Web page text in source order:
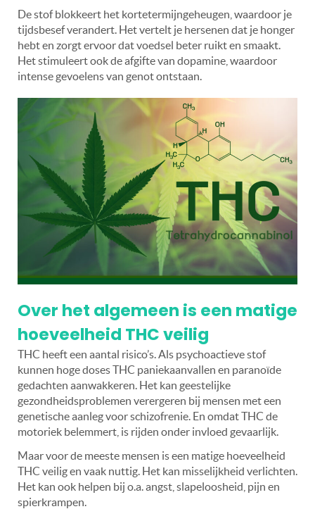
De stof blokkeert het kortetermijngeheugen, waardoor je
tijdsbesef verandert. Het vertelt je hersenen dat je honger
hebt en zorgt ervoor dat voedsel beter ruikt en smaakt.
Het stimuleert ook de afgifte van dopamine, waardoor
intense gevoelens van genot ontstaan.
Over het algemeen is een matige
hoeveelheid THC veilig
THC heeft een aantal risico’s. Als psychoactieve stof
kunnen hoge doses THC paniekaanvallen en paranoïde
gedachten aanwakkeren. Het kan geestelijke
gezondheidsproblemen verergeren bij mensen met een
genetische aanleg voor schizofrenie. En omdat THC de
motoriek belemmert, is rijden onder invloed gevaarlijk.
Maar voor de meeste mensen is een matige hoeveelheid
THC veilig en vaak nuttig. Het kan misselijkheid verlichten.
Het kan ook helpen bij o.a. angst, slapeloosheid, pijn en
spierkrampen.